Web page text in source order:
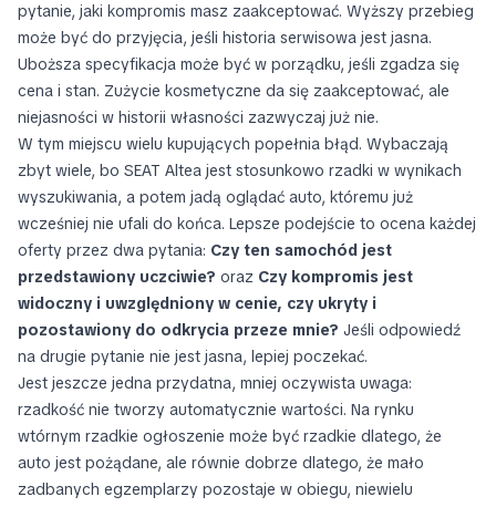
pytanie, jaki kompromis masz zaakceptować. Wyższy przebieg
może być do przyjęcia, jeśli historia serwisowa jest jasna.
Uboższa specyfikacja może być w porządku, jeśli zgadza się
cena i stan. Zużycie kosmetyczne da się zaakceptować, ale
niejasności w historii własności zazwyczaj już nie.
W tym miejscu wielu kupujących popełnia błąd. Wybaczają
zbyt wiele, bo SEAT Altea jest stosunkowo rzadki w wynikach
wyszukiwania, a potem jadą oglądać auto, któremu już
wcześniej nie ufali do końca. Lepsze podejście to ocena każdej
oferty przez dwa pytania: Czy ten samochód jest
przedstawiony uczciwie? oraz Czy kompromis jest
widoczny i uwzględniony w cenie, czy ukryty i
pozostawiony do odkrycia przeze mnie? Jeśli odpowiedź
na drugie pytanie nie jest jasna, lepiej poczekać.
Jest jeszcze jedna przydatna, mniej oczywista uwaga:
rzadkość nie tworzy automatycznie wartości. Na rynku
wtórnym rzadkie ogłoszenie może być rzadkie dlatego, że
auto jest pożądane, ale równie dobrze dlatego, że mało
zadbanych egzemplarzy pozostaje w obiegu, niewielu